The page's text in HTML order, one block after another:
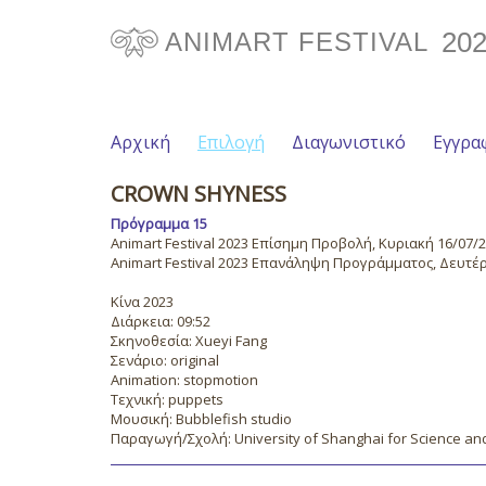
ANIMART FESTIVAL
Αρχική Επιλογή Διαγωνιστικό
CROWN SHYNESS
Πρόγραμμα 15
Animart Festival 2023 Επίσημη Προβολή, Κυριακή 16/07/
Animart Festival 2023 Επανάληψη Προγράμματος,
Κίνα 2023
Διάρκεια: 09:52
Σκηνοθεσία: Xueyi Fang
Σενάριο: original
Animation: stopmotion
Τεχνική: puppets
Μουσική: Bubblefish studio
Παραγωγή/Σχολή: University of Shanghai for Science